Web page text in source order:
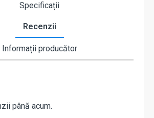
Specificații
Recenzii
Informații producător
până acum.